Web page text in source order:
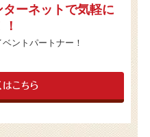
ーネットで気軽に
ントパートナー！
はこちら